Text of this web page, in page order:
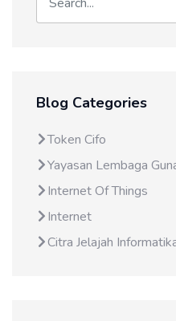
Blog Categories
Token Cifo
Yayasan Lembaga
Internet Of Things
Internet
Citra Jelajah